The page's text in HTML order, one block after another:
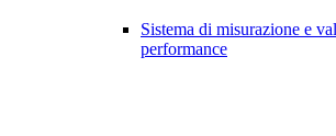
Sistema di misurazione e
performance